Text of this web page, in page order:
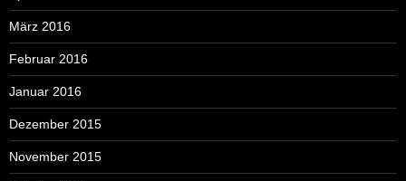
März 2016
Februar 2016
Januar 2016
Dezember 2015
November 2015